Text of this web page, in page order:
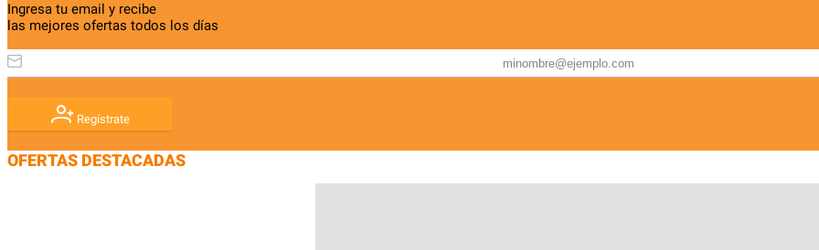
Ingresa tu email y recibe
las mejores ofertas todos los días
Regístrate
OFERTAS DESTACADAS